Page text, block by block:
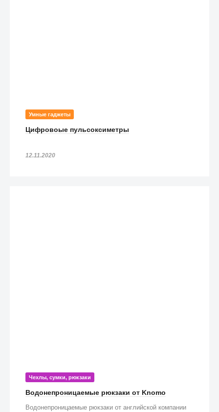
Умные гаджеты
Цифровоые пульсоксиметры
12.11.2020
Чехлы, сумки, рюкзаки
Водонепроницаемые рюкзаки от Knomo
Водонепроницаемые рюкзаки от английской компании